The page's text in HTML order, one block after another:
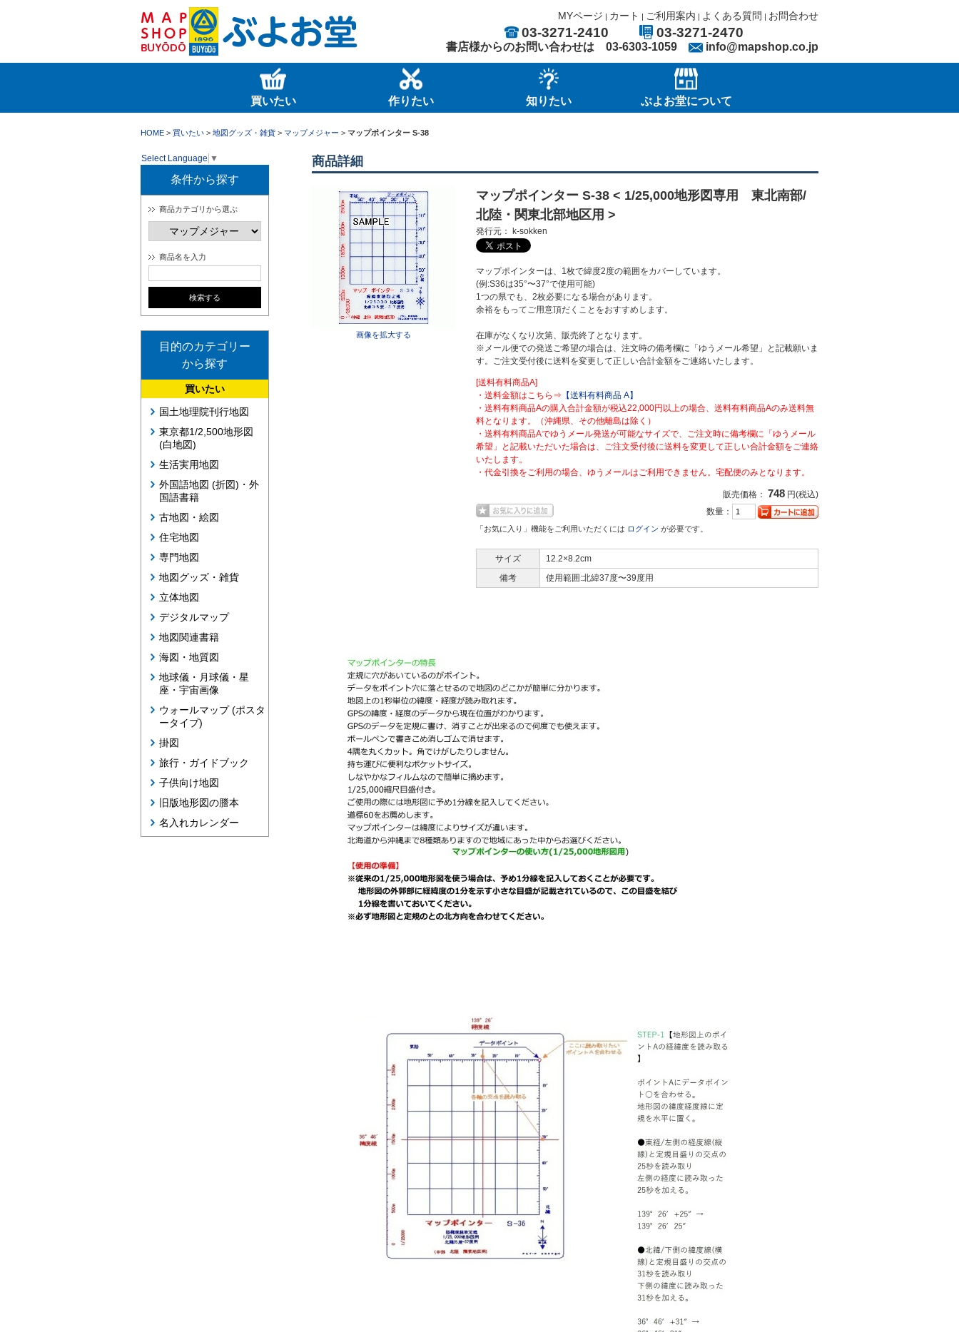
MYページ | カート | ご利用案内 | よくある質問 | お問合わせ
03-3271-2410 03-3271-2470
書店様からのお問い合わせは 03-6303-1059 info@mapshop.co.jp
買いたい 作りたい 知りたい ぶよお堂について
HOME > 買いたい > 地図グッズ・雑貨 > マップメジャー > マップポインター S-38
Select Language ▼
条件から探す
商品カテゴリから選ぶ
商品名を入力
目的のカテゴリー
から探す
買いたい
国土地理院刊行地図
東京都1/2,500地形図
(白地図)
生活実用地図
外国語地図 (折図)・外
国語書籍
古地図・絵図
住宅地図
専門地図
地図グッズ・雑貨
立体地図
デジタルマップ
地図関連書籍
海図・地質図
地球儀・月球儀・星
座・宇宙画像
ウォールマップ (ポスタ
ータイプ)
掛図
旅行・ガイドブック
子供向け地図
旧版地形図の謄本
名入れカレンダー
商品詳細
画像を拡大する
マップポインター S-38 < 1/25,000地形図専用 東北南部/
北陸・関東北部地区用 >
発行元： k-sokken
マップポインターは、1枚で緯度2度の範囲をカバーしています。
(例:S36は35°〜37°で使用可能)
1つの県でも、2枚必要になる場合があります。
余裕をもってご用意頂だくことをおすすめします。
在庫がなくなり次第、販売終了となります。
※メール便での発送ご希望の場合は、注文時の備考欄に「ゆうメール希望」と記載願いま
す。ご注文受付後に送料を変更して正しい合計金額をご連絡いたします。
[送料有料商品A]
・送料金額はこちら⇒ 【送料有料商品 A】
・送料有料商品Aの購入合計金額が税込22,000円以上の場合、送料有料商品Aのみ送料無
料となります。（沖縄県、その他離島は除く）
・送料有料商品Aでゆうメール発送が可能なサイズで、ご注文時に備考欄に「ゆうメール
希望」と記載いただいた場合は、ご注文受付後に送料を変更して正しい合計金額をご連絡
いたします。
・代金引換をご利用の場合、ゆうメールはご利用できません。宅配便のみとなります。
販売価格： 748 円(税込)
数量：
「お気に入り」機能をご利用いただくには ログイン が必要です。
サイズ
12.2×8.2cm
備考
使用範囲:北緯37度〜39度用